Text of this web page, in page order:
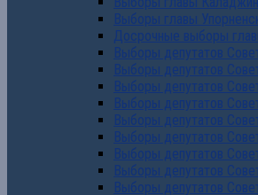
Выборы главы
Досрочные выборы
Выборы депутатов
Выборы депутатов
Выборы депутатов
Выборы депутатов
Выборы депутатов
Выборы депутатов
Выборы депутатов
Выборы депутатов
Выборы депутатов